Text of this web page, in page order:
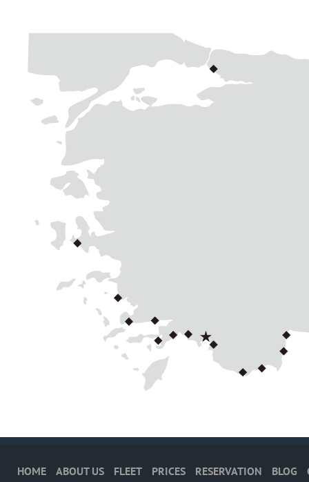
HOME ABOUT US FLEET PRICES RESERVATION BLOG